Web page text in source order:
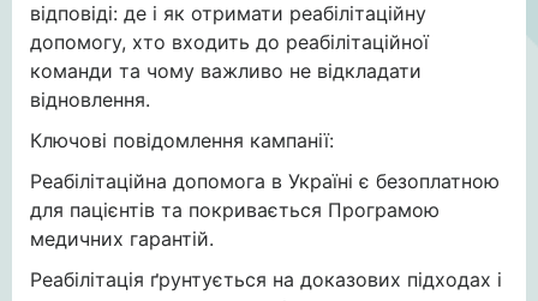
відповіді: де і як отримати реабілітаційну
допомогу, хто входить до реабілітаційної
команди та чому важливо не відкладати
відновлення.
Ключові повідомлення кампанії:
Реабілітаційна допомога в Україні є безоплатною
для пацієнтів та покривається Програмою
медичних гарантій.
Реабілітація ґрунтується на доказових підходах і